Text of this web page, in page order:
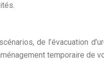
de l’évacuation
temporaire de